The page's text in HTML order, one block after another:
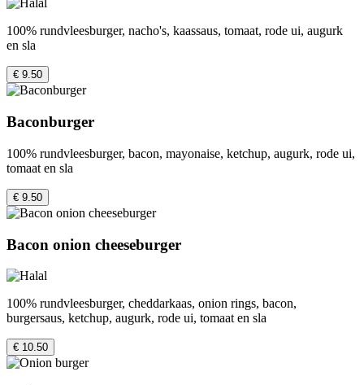
100% rundvleesburger, nacho's, kaassaus, tomaat, rode ui, augurk
en sla
€ 9.50
Baconburger
100% rundvleesburger, bacon, mayonaise, ketchup, augurk, rode ui,
tomaat en sla
€ 9.50
Bacon onion cheeseburger
100% rundvleesburger, cheddarkaas, onion rings, bacon,
burgersaus, ketchup, augurk, rode ui, tomaat en sla
€ 10.50